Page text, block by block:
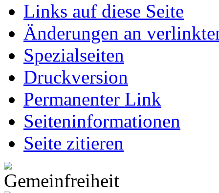
Links auf diese Seite
Änderungen an
Spezialseiten
Druckversion
Permanenter Link
Seiten­informationen
Seite zitieren